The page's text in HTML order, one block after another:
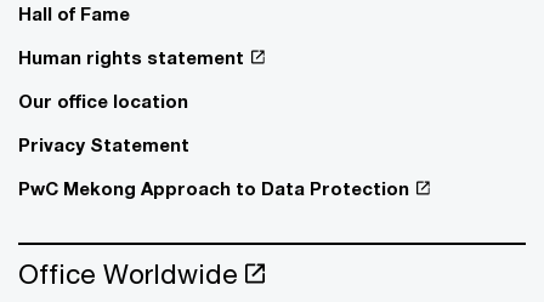
Hall of Fame
Human rights statement
Our office location
Privacy Statement
PwC Mekong Approach to Data Protection
Office Worldwide